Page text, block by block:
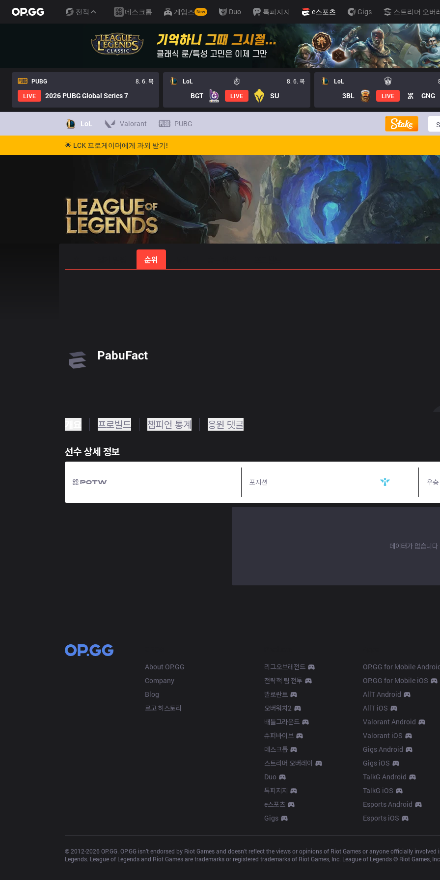
전적 데스크톱 게임즈 New Duo 톡피지지 e스포츠 Gigs 스트리머 오버
PUBG
8. 6. 목
LIVE
2026 PUBG Global Series 7
LoL 8. 6. 목
BGT LIVE SU
LoL
3BL LIVE GNG
LoL Valorant PUBG
🌟 LCK 프로게이머에게 과외 받기!
순위
PabuFact
프로빌드 챔피언 통계 응원 댓글
선수 상세 정보
포지션 우승
데이터가 없습니다
About OP.GG
Company
Blog
로고 히스토리
리그오브레전드
전략적 팀 전투
발로란트
오버워치2
배틀그라운드
슈퍼바이브
데스크톱
스트리머 오버레이
Duo
톡피지지
e스포츠
Gigs
OP.GG for Mobile
OP.GG for Mobile iOS
AllT Android
AllT iOS
Valorant Android
Valorant iOS
Gigs Android
Gigs iOS
TalkG Android
TalkG iOS
Esports Android
Esports iOS
© 2012-2026 OP.GG. OP.GG isn’t endorsed by Riot Games and doesn’t reflect the views or opinions of Riot Games or anyone officially
Legends. League of Legends and Riot Games are trademarks or registered trademarks of Riot Games, Inc. League of Legends © Riot Games, Inc.